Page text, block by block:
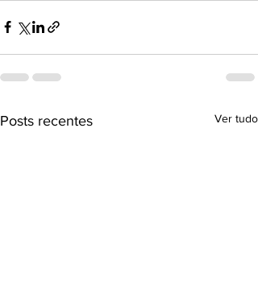
Posts recentes Ver tudo